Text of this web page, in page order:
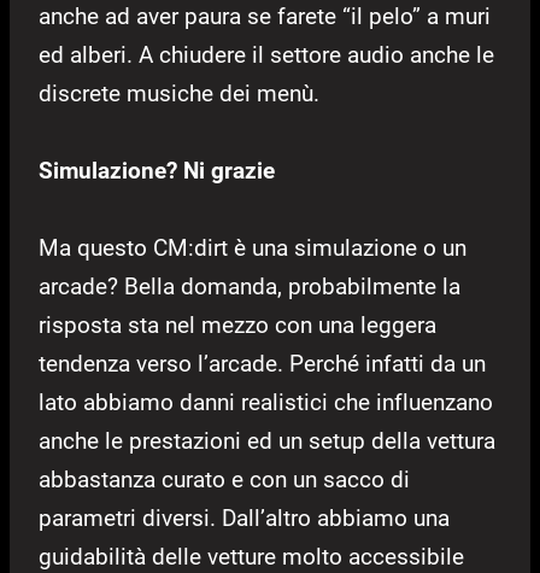
anche ad aver paura se farete “il pelo” a muri
ed alberi. A chiudere il settore audio anche le
discrete musiche dei menù.
Simulazione? Ni grazie
Ma questo CM:dirt è una simulazione o un
arcade? Bella domanda, probabilmente la
risposta sta nel mezzo con una leggera
tendenza verso l’arcade. Perché infatti da un
lato abbiamo danni realistici che influenzano
anche le prestazioni ed un setup della vettura
abbastanza curato e con un sacco di
parametri diversi. Dall’altro abbiamo una
guidabilità delle vetture molto accessibile